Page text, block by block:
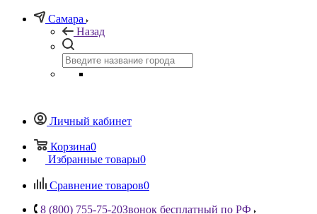
Самара
Назад
Личный кабинет
Корзина0
Избранные товары0
Сравнение товаров0
8 (800) 755-75-20Звонок бесплатный по РФ